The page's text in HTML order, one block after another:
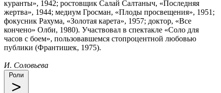
куранты», 1942; ростовщик Салай Салтаныч, «Последняя
жертва», 1944; медиум Гросман, «Плоды просвещения», 1951;
фокусник Рахума, «Золотая карета», 1957; доктор, «Все
кончено» Олби, 1980). Участвовал в спектакле «Соло для
часов с боем», пользовавшемся стопроцентной любовью
публики (Франтишек, 1975).
И. Соловьева
Роли